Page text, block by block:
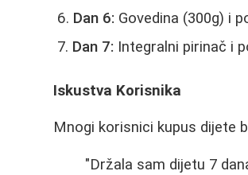
Dan 6: Govedina (300g) i
Dan 7: Integralni pirinač i
Iskustva Korisnika
Mnogi korisnici kupus dijete
"Držala sam dijetu 7